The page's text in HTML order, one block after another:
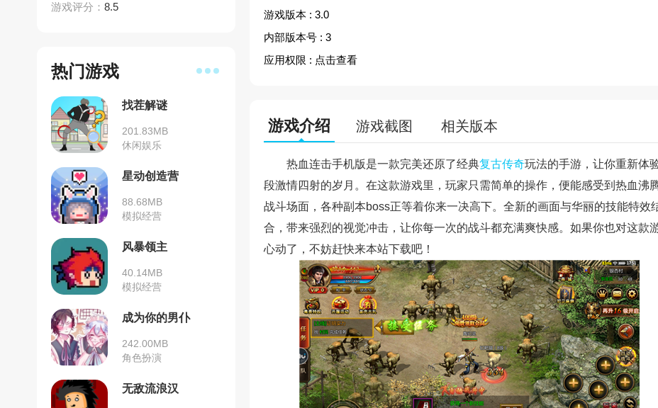
游戏评分： 8.5
热门游戏
找茬解谜
201.83MB
休闲娱乐
星动创造营
88.68MB
模拟经营
风暴领主
40.14MB
模拟经营
成为你的男仆
242.00MB
角色扮演
无敌流浪汉
游戏版本 : 3.0
内部版本号 : 3
应用权限 : 点击查看
游戏介绍 游戏截图 相关版本
热血连击手机版是一款完美还原了经典复古传奇玩法的手游，让你重新体
段激情四射的岁月。在这款游戏里，玩家只需简单的操作，便能感受到热血沸
战斗场面，各种副本boss正等着你来一决高下。全新的画面与华丽的技能特效
合，带来强烈的视觉冲击，让你每一次的战斗都充满爽快感。如果你也对这款
心动了，不妨赶快来本站下载吧！